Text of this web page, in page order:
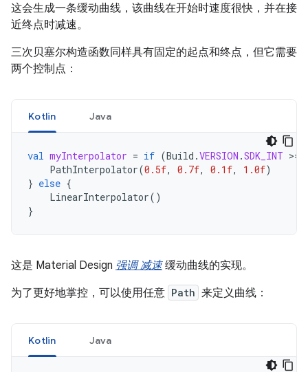
这会生成一条缓动曲线，该曲线在开始时速度很快，并在接
近终点时减速。
三次贝塞尔构造函数同样具有固定的起点和终点，但它需要
两个控制点：
Kotlin Java
val myInterpolator = if (Build .VERSION .SDK_INT >=
PathInterpolator(0.5f, 0.7f, 0.1f, 1.0f)
} else {
LinearInterpolator()
}
这是 Material Design 强调 减速缓动曲线的实现。
为了更好地掌控，可以使用任意 Path 来定义曲线：
Kotlin Java